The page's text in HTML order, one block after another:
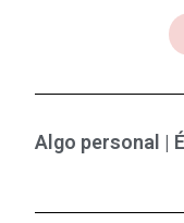
Algo personal |